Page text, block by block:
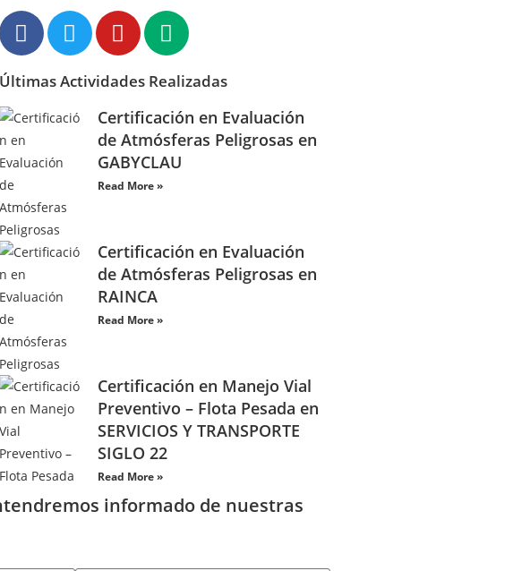
Últimas Actividades Realizadas
Certificación en Evaluación
de Atmósferas Peligrosas en
GABYCLAU
Read More »
Certificación en Evaluación
de Atmósferas Peligrosas en
RAINCA
Read More »
Certificación en Manejo Vial
Preventivo – Flota Pesada en
SERVICIOS Y TRANSPORTE
SIGLO 22
Read More »
informado de nuestras